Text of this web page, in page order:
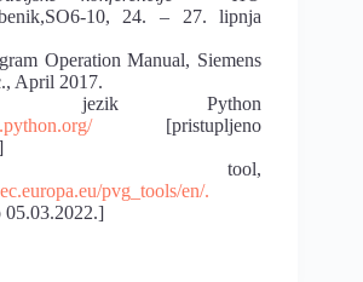
10, 24. – 27. lipnja
Operation Manual, Siemens
April 2017.
jezik Python
[pristupljeno
tool,
pvg_tools/en/.
05.03.2022.]